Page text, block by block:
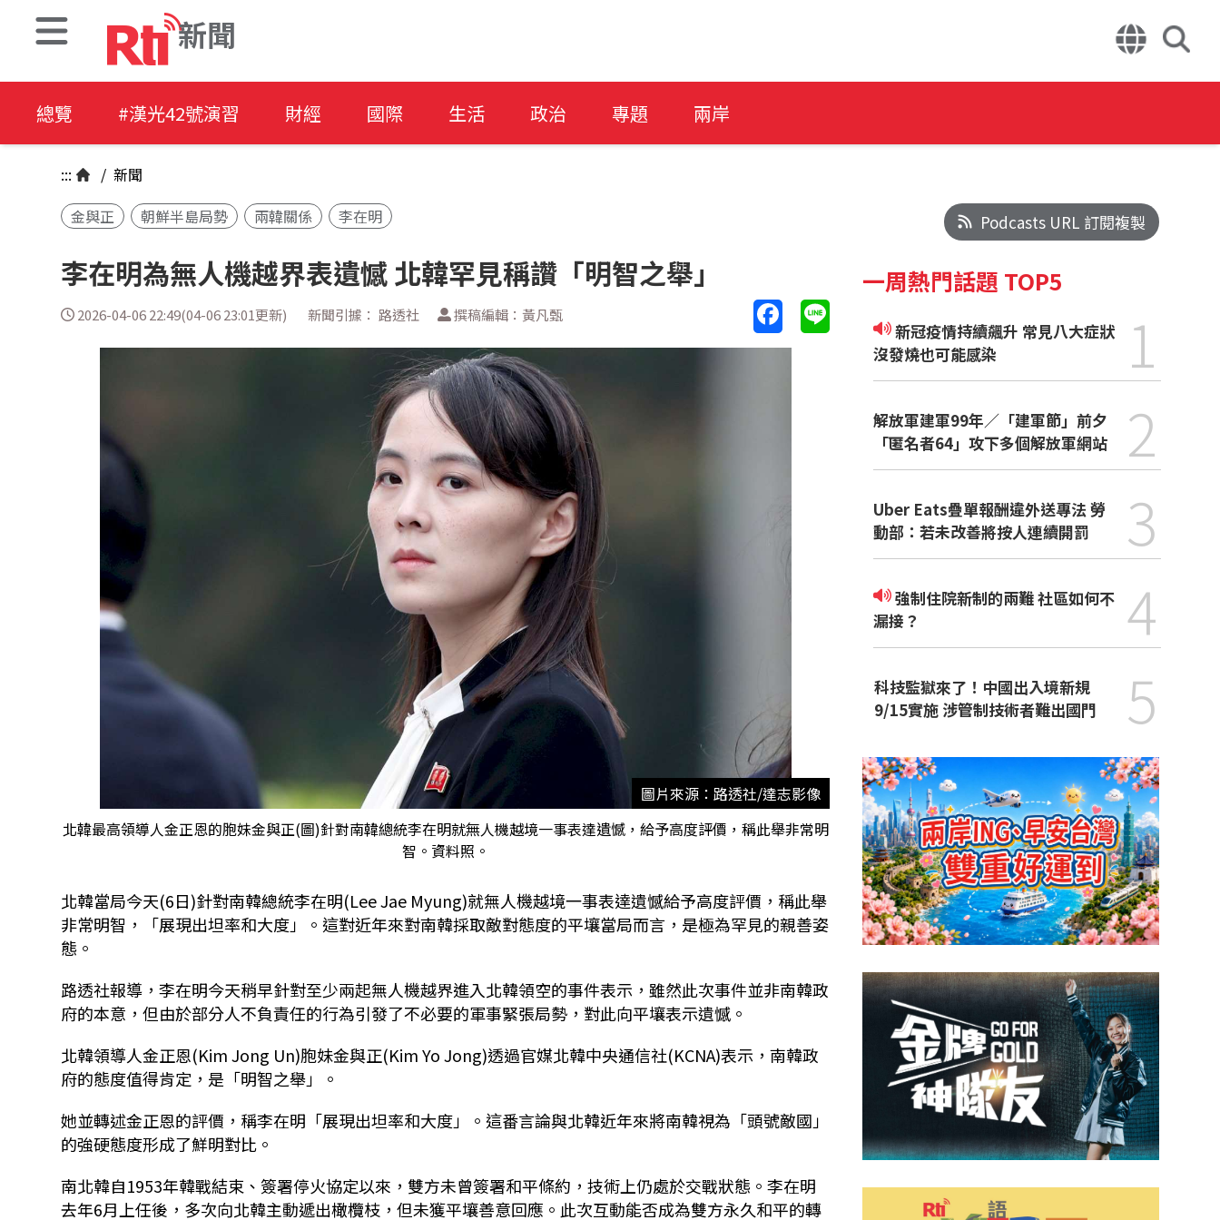
新聞
總覽 #漢光42號演習 財經 國際 生活 政治 專題 兩岸
::: / 新聞
金與正
朝鮮半島局勢 兩韓關係 李在明
李在明為無人機越界表遺憾 北韓罕見稱讚「明智之舉」
2026-04-06 22:49(04-06 23:01更新) 新聞引據： 路透社 撰稿編輯：黃凡甄
圖片來源：路透社/達志影像
北韓最高領導人金正恩的胞妹金與正(圖)針對南韓總統李在明就無人機越境一事表達遺憾，給予高度評價，稱此舉非常明
智。資料照。
北韓當局今天(6日)針對南韓總統李在明(Lee Jae Myung)就無人機越境一事表達遺憾給予高度評價，稱此舉
非常明智，「展現出坦率和大度」。這對近年來對南韓採取敵對態度的平壤當局而言，是極為罕見的親善姿
態。
路透社報導，李在明今天稍早針對至少兩起無人機越界進入北韓領空的事件表示，雖然此次事件並非南韓政
府的本意，但由於部分人不負責任的行為引發了不必要的軍事緊張局勢，對此向平壤表示遺憾。
北韓領導人金正恩(Kim Jong Un)胞妹金與正(Kim Yo Jong)透過官媒北韓中央通信社(KCNA)表示，南韓政
府的態度值得肯定，是「明智之舉」。
她並轉述金正恩的評價，稱李在明「展現出坦率和大度」。這番言論與北韓近年來將南韓視為「頭號敵國」
的強硬態度形成了鮮明對比。
南北韓自1953年韓戰結束、簽署停火協定以來，雙方未曾簽署和平條約，技術上仍處於交戰狀態。李在明
去年6月上任後，多次向北韓主動遞出橄欖枝，但未獲平壤善意回應。此次互動能否成為雙方永久和平的轉
Podcasts URL 訂閱複製
一周熱門話題 TOP5
新冠疫情持續飆升 常見八大症狀
沒發燒也可能感染
1
解放軍建軍99年／「建軍節」前夕
「匿名者64」攻下多個解放軍網站
2
Uber Eats疊單報酬違外送專法 勞
動部：若未改善將按人連續開罰
3
強制住院新制的兩難 社區如何不
漏接？
4
科技監獄來了！中國出入境新規
9/15實施 涉管制技術者難出國門
5